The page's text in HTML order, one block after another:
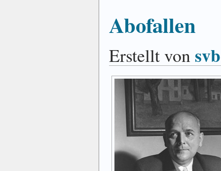
Abofallen
Erstellt vonsvb